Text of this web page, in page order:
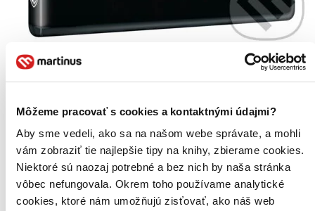
Môžeme pracovať s cookies a kontaktnými údajmi?
Aby sme vedeli, ako sa na našom webe správate, a mohli
vám zobraziť tie najlepšie tipy na knihy, zbierame cookies.
Niektoré sú naozaj potrebné a bez nich by naša stránka
vôbec nefungovala. Okrem toho používame analytické
cookies, ktoré nám umožňujú zisťovať, ako náš web
Novinka
Mortal Kombat
UHD BD
Angus Sampson
Chin Han
Damon Herriman
Daniel Nelson
David Field
ďalší